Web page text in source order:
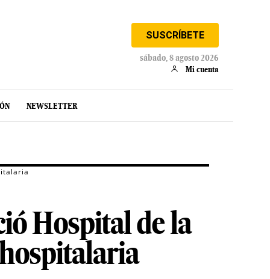
SUSCRÍBETE
sábado, 8 agosto 2026
Mi cuenta
NEWSLETTER
Hospital de la